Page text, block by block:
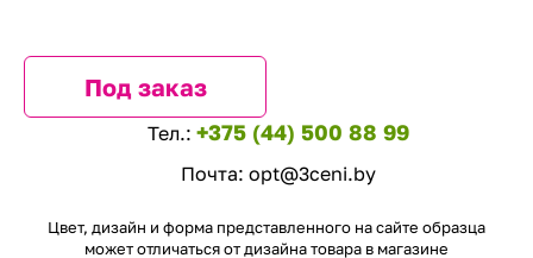
Под заказ
Тел.: +375 (44) 500 88 99
Почта: opt@3ceni.by
Цвет, дизайн и форма представленного на сайте образца
может отличаться от дизайна товара в магазине